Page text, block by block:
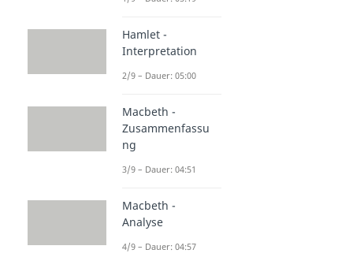
Hamlet -
Interpretation
2/9 – Dauer: 05:00
Macbeth -
Zusammenfassu
ng
3/9 – Dauer: 04:51
Macbeth -
Analyse
4/9 – Dauer: 04:57